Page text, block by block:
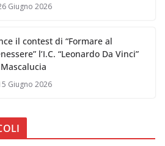
Giugno 2026
il contest di “Formare al
l’I.C. “Leonardo Da Vinci”
Giugno 2026